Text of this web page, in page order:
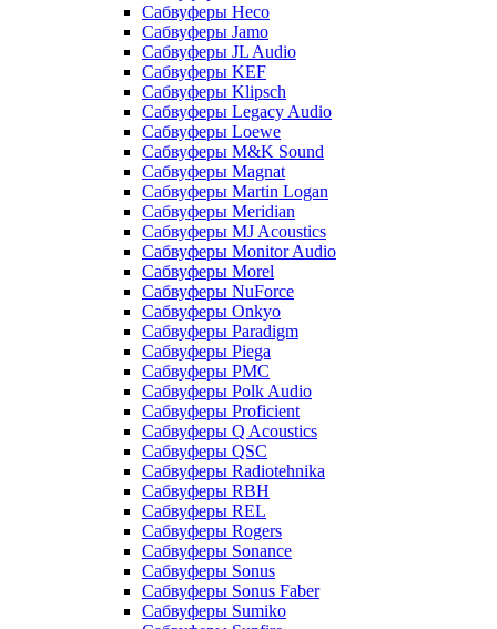
Сабвуферы Heco
Сабвуферы Jamo
Сабвуферы JL Audio
Сабвуферы KEF
Сабвуферы Klipsch
Сабвуферы Legacy Audio
Сабвуферы Loewe
Сабвуферы M&K Sound
Сабвуферы Magnat
Сабвуферы Martin Logan
Сабвуферы Meridian
Сабвуферы MJ Acoustics
Сабвуферы Monitor Audio
Сабвуферы Morel
Сабвуферы NuForce
Сабвуферы Onkyo
Сабвуферы Paradigm
Сабвуферы Piega
Сабвуферы PMC
Сабвуферы Polk Audio
Сабвуферы Proficient
Сабвуферы Q Acoustics
Сабвуферы QSC
Сабвуферы Radiotehnika
Сабвуферы RBH
Сабвуферы REL
Сабвуферы Rogers
Сабвуферы Sonance
Сабвуферы Sonus
Сабвуферы Sonus Faber
Сабвуферы Sumiko